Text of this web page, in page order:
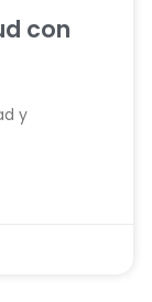
con
y